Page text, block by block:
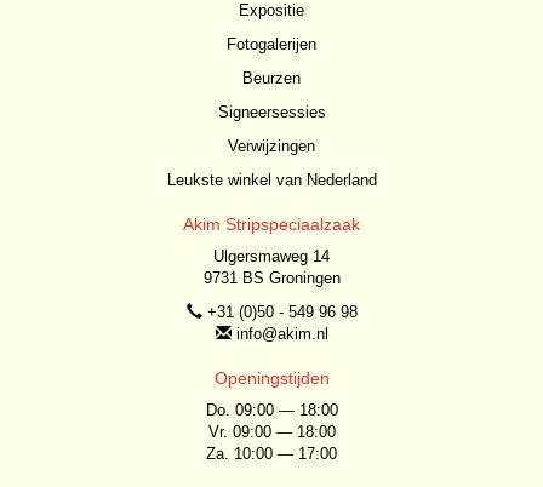
Expositie
Fotogalerijen
Beurzen
Signeersessies
Verwijzingen
Leukste winkel van Nederland
Akim Stripspeciaalzaak
Ulgersmaweg 14
9731 BS Groningen
+31 (0)50 - 549 96 98
info@akim.nl
Openingstijden
Do. 09:00 — 18:00
Vr. 09:00 — 18:00
Za. 10:00 — 17:00